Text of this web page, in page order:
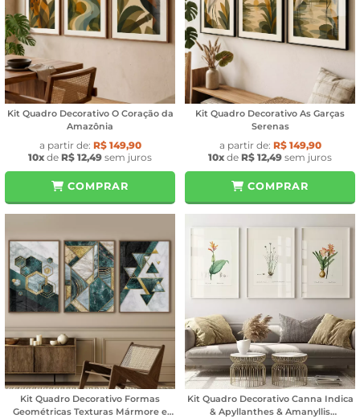
Kit Quadro Decorativo O Coração da
Amazônia
a partir de: R$ 149,90
10x de R$ 12,49 sem juros
COMPRAR
Kit Quadro Decorativo As Garças
Serenas
a partir de: R$ 149,90
10x de R$ 12,49 sem juros
COMPRAR
Kit Quadro Decorativo Formas
Geométricas Texturas Mármore e
Kit Quadro Decorativo Canna Indica
& Apyllanthes & Amanyllis